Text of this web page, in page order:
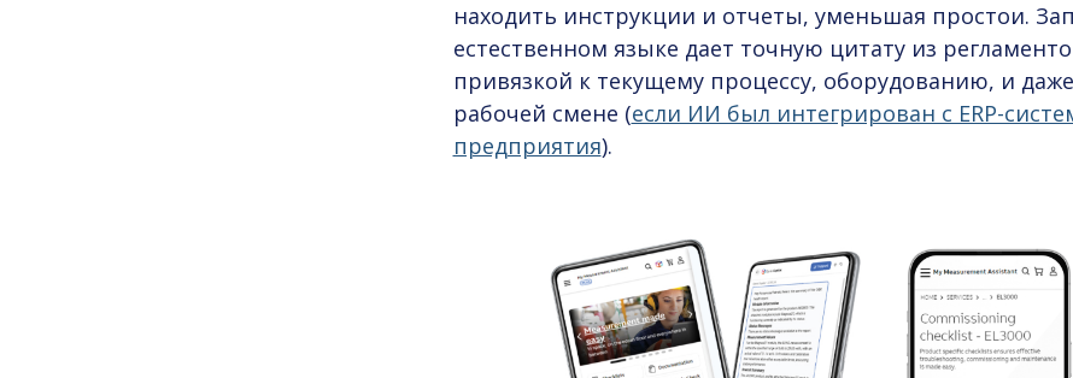
находить инструкции и отчеты, уменьшая простои.
естественном языке дает точную цитату из
привязкой к текущему процессу, оборудованию, и даже
рабочей смене (если ИИ был интегрирован с ERP-
предприятия).